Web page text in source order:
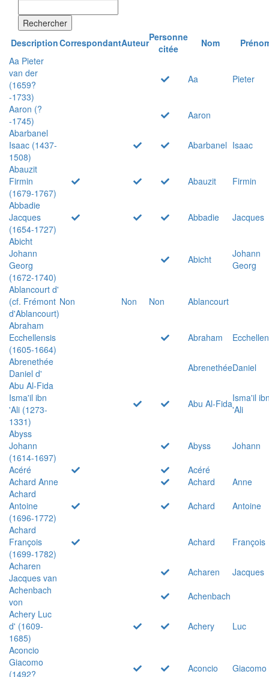
Rechercher
DescriptionCorrespondantAuteurPersonne
citée
Nom
Aa Pieter
van der
(1659?
-1733)
Aa Pieter
Aaron (?
-1745)
Aaron
Abarbanel
Isaac (1437-
1508)
Abarbanel Isaac
Abauzit
Firmin
(1679-1767)
Abauzit
Firmin
Abbadie
Jacques
(1654-1727)
Abbadie
Jacques
Abicht
Johann
Georg
(1672-1740)
Abicht
Johann
Georg
Ablancourt d'
(cf. Frémont
d'Ablancourt)
Non Non Non
Ablancourt
Abraham
Ecchellensis
(1605-1664)
Abraham
Abrenethée
Daniel d'
AbrenethéeDaniel
Abu Al-Fida
Isma'il ibn
'Ali (1273-
1331)
Abu Al-FidaIsma'il
'Ali
Abyss
Johann
(1614-1697)
Abyss
Johann
Acéré
Acéré
Achard Anne
Achard
Anne
Achard
Antoine
(1696-1772)
Achard
Antoine
Achard
François
(1699-1782)
Achard
François
Acharen
Jacques van
Acharen
Jacques
Achenbach
von
Achenbach
Achery Luc
d' (1609-
1685)
Achery
Luc
Aconcio
Giacomo
(1492?
Aconcio Giacomo